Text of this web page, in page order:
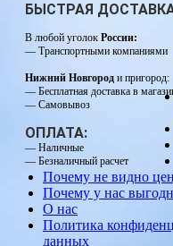
БЫСТРАЯ
В любой уголок России:
— Транспортными компаниями
Нижний Новгород и пригород:
— Бесплатная доставка в
— Самовывоз
ОПЛАТА:
— Наличные
— Безналичный расчет
Почему не видно цен
Почему у нас
О нас
Политика
данных